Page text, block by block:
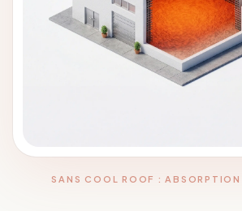
SANS COOL ROOF : ABSORPTION